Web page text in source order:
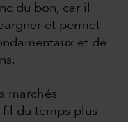
du bon, car il
et permet
et de
marchés
du temps plus